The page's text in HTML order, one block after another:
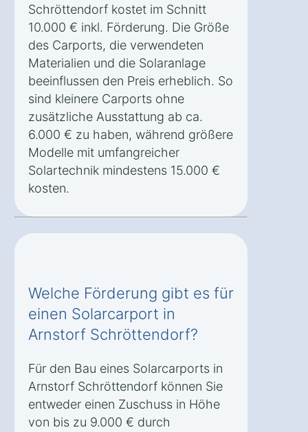
Schröttendorf kostet im Schnitt
10.000 € inkl. Förderung. Die Größe
des Carports, die verwendeten
Materialien und die Solaranlage
beeinflussen den Preis erheblich. So
sind kleinere Carports ohne
zusätzliche Ausstattung ab ca.
6.000 € zu haben, während größere
Modelle mit umfangreicher
Solartechnik mindestens 15.000 €
kosten.
Welche Förderung gibt es für
einen Solarcarport in
Arnstorf Schröttendorf?
Für den Bau eines Solarcarports in
Arnstorf Schröttendorf können Sie
entweder einen Zuschuss in Höhe
von bis zu 9.000 € durch